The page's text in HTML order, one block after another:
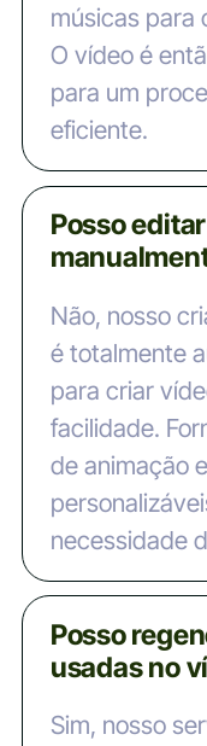
músicas para
O vídeo é
para um
eficiente.
Posso
Não, nosso
é totalmente
para criar
facilidade.
de animação
necessidade
Posso
usadas no
Sim, nosso